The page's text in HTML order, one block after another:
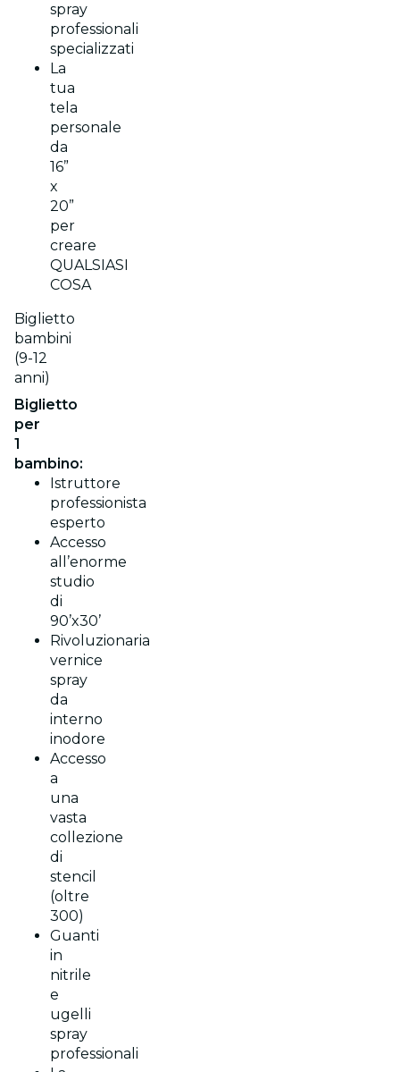
spray
professionali
specializzati
La
tua
tela
personale
da
16”
x
20”
per
creare
QUALSIASI
COSA
Biglietto
bambini
(9-12
anni)
Biglietto
per
1
bambino:
Istruttore
professionista
esperto
Accesso
all’enorme
studio
di
90’x30’
Rivoluzionaria
vernice
spray
da
interno
inodore
Accesso
a
una
vasta
collezione
di
stencil
(oltre
300)
Guanti
in
nitrile
e
ugelli
spray
professionali